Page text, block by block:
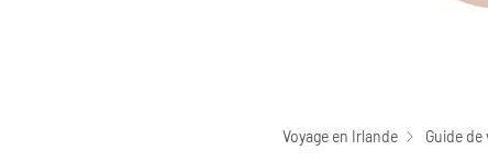
Voyage en Irlande Guide